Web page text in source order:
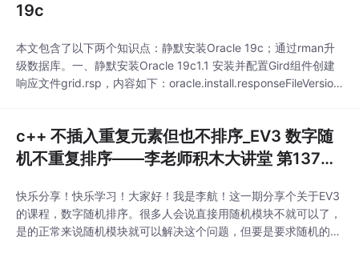
19c
本文包含了以下两个知识点：静默安装Oracle 19c；通过rman升
级数据库。一、静默安装Oracle 19c1.1 安装并配置Gird组件创建
响应文件grid.rsp，内容如下：oracle.install.responseFileVersion
c++ 不插入重复元素但也不排序_EV3 数字随
机不重复排序——李老师积木大讲堂 第137期
快乐分享！快乐学习！大家好！我是李航！这一期分享个关于EV3
的课程，数字随机排序。很多人会说直接用随机模块不就可以了，
是的正常来说随机模块就可以解决这个问题，但要是要求随机的数